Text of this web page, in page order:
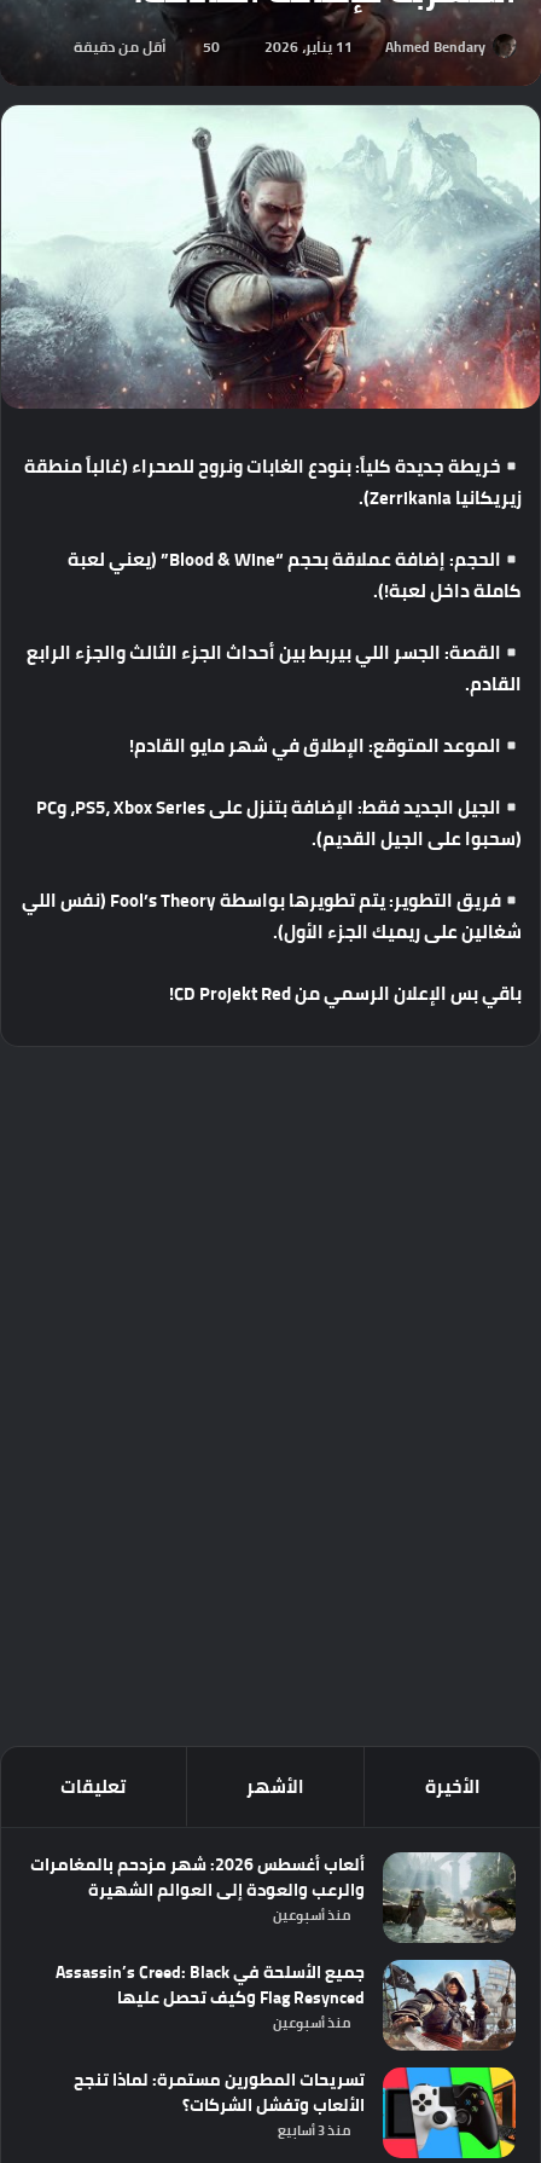
Ahmed Bendary 11 يناير، 2026 50 أقل من دقيقة
خريطةجديدةكلياً:بنودعالغاباتونروحللصحراء(غالباًمنطقة
زيريكانيا
الحجم:إضافةعملاقةبحجم“Blood & Wine” ( يعنيلعبة
كاملةداخللعبة!).
القصة:الجسرالليبيربطبينأحداثالجزءالثالثوالجزءالرابع
القادم.
الموعدالمتوقع:الإطلاقفيشهرمايوالقادم!
الجيلالجديدفقط:الإضافةبتنزلعلىPS5 ،Xbox Series ،وPC
(سحبواعلىالجيلالقديم).
فريقالتطوير:يتمتطويرهابواسطةFool’s Theory ( نفساللي
شغالينعلىريميكالجزءالأول).
باقيبسالإعلانالرسميمن
الأخيرة الأشهر تعليقات
ألعاب أغسطس 2026: شهر مزدحم بالمغامرات
والرعب والعودة إلى العوالم الشهيرة
منذ أسبوعين
جميع الأسلحة في Assassin’s Creed: Black
Flag Resynced وكيف تحصل عليها
منذ أسبوعين
تسريحات المطورين مستمرة: لماذا تنجح
الألعاب وتفشل الشركات؟
منذ 3 أسابيع